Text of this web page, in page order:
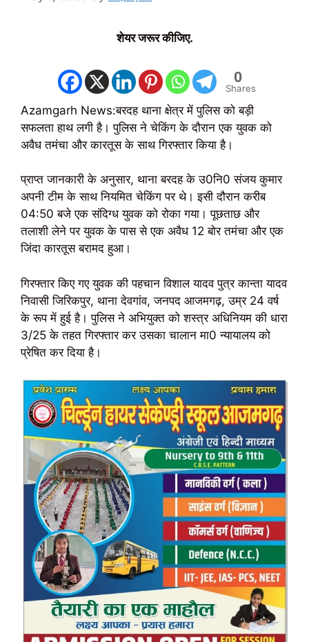
शेयर जरूर कीजिए.
0
Shares
Azamgarh News:बरदह थाना क्षेत्र में पुलिस को बड़ी
सफलता हाथ लगी है। पुलिस ने चेकिंग के दौरान एक युवक को
अवैध तमंचा और कारतूस के साथ गिरफ्तार किया है।
प्राप्त जानकारी के अनुसार, थाना बरदह के उ0नि0 संजय कुमार
अपनी टीम के साथ नियमित चेकिंग पर थे। इसी दौरान करीब
04:50 बजे एक संदिग्ध युवक को रोका गया। पूछताछ और
तलाशी लेने पर युवक के पास से एक अवैध 12 बोर तमंचा और एक
जिंदा कारतूस बरामद हुआ।
गिरफ्तार किए गए युवक की पहचान विशाल यादव पुत्र कान्ता यादव
निवासी जिरिकपुर, थाना देवगांव, जनपद आजमगढ़, उम्र 24 वर्ष
के रूप में हुई है। पुलिस ने अभियुक्त को शस्त्र अधिनियम की धारा
3/25 के तहत गिरफ्तार कर उसका चालान मा0 न्यायालय को
प्रेषित कर दिया है।